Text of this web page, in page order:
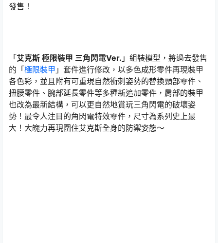
發售！
「艾克斯 極限裝甲 三角閃電Ver. 」組裝模型，將過去發售
的「極限裝甲 」套件進行修改，以多色成形零件再現裝甲
各色彩，並且附有可重現自然衝刺姿勢的替換頸部零件、
扭腰零件、腕部延長零件等多種新追加零件，肩部的裝甲
也改為最新結構，可以更自然地賞玩三角閃電的破壞姿
勢！最令人注目的角閃電特效零件，尺寸為系列史上最
大！大魄力再現圍住艾克斯全身的防禦姿態～